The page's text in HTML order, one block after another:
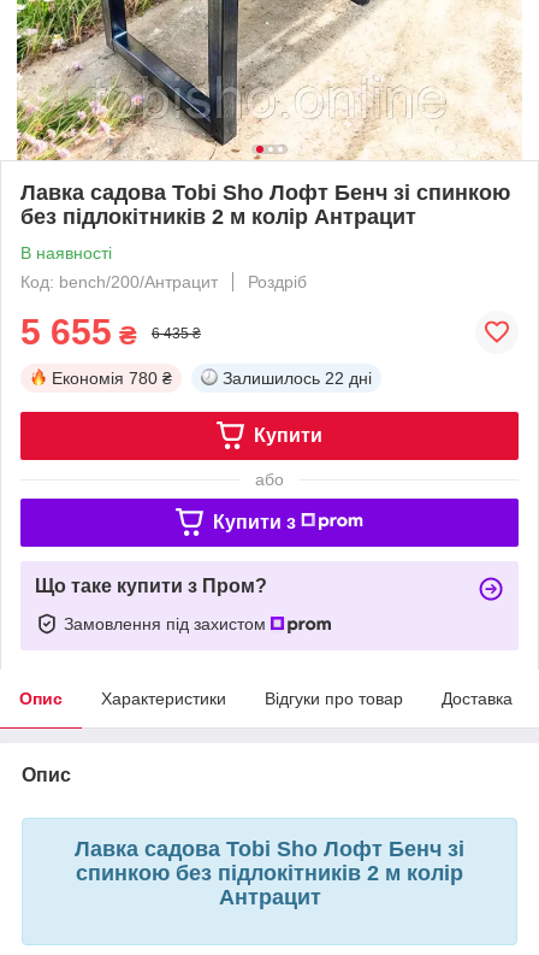
Лавка садова Tobi Sho Лофт Бенч зі спинкою
без підлокітників 2 м колір Антрацит
В наявності
Код: bench/200/Антрацит
Роздріб
5 655 ₴ 6 435 ₴
Економія 780 ₴ Залишилось 22 дні
Купити
або
Купити з
Що таке купити з Пром?
Замовлення під захистом
Опис Характеристики Відгуки про товар Доставка
Опис
Лавка садова Tobi Sho Лофт Бенч зі
спинкою без підлокітників 2 м колір
Антрацит